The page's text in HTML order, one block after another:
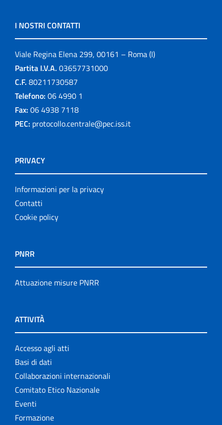
I NOSTRI CONTATTI
Viale Regina Elena 299, 00161 – Roma (I)
Partita I.V.A. 03657731000
C.F. 80211730587
Telefono: 06 4990 1
Fax: 06 4938 7118
PEC: protocollo.centrale@pec.iss.it
PRIVACY
Informazioni per la privacy
Contatti
Cookie policy
PNRR
Attuazione misure PNRR
ATTIVITÀ
Accesso agli atti
Basi di dati
Collaborazioni internazionali
Comitato Etico Nazionale
Eventi
Formazione